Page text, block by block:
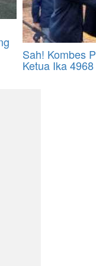
Sah! Kombes
Ketua Ika